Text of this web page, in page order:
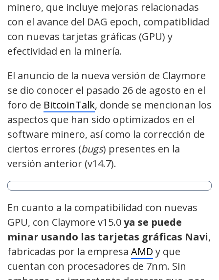
minero, que incluye mejoras relacionadas
con el avance del DAG epoch, compatiblidad
con nuevas tarjetas gráficas (GPU) y
efectividad en la minería.
El anuncio de la nueva versión de Claymore
se dio conocer el pasado 26 de agosto en el
foro de BitcoinTalk, donde se mencionan los
aspectos que han sido optimizados en el
software minero, así como la corrección de
ciertos errores (bugs) presentes en la
versión anterior (v14.7).
En cuanto a la compatibilidad con nuevas
GPU, con Claymore v15.0ya se puede
minar usando las tarjetas gráficas Navi,
fabricadas por la empresa AMD y que
cuentan con procesadores de 7nm. Sin